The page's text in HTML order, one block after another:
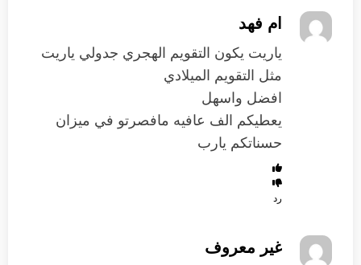
ام فهد
ياريت يكون التقويم الهجري جدولي ياريت
مثل التقويم الميلادي
افضل واسهل
يعطيكم الف عافيه مافصرتو في ميزان
حسناتكم يارب
رد
غير معروف